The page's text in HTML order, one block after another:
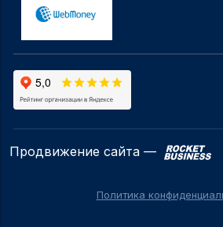
Продвижение сайта —
Политика